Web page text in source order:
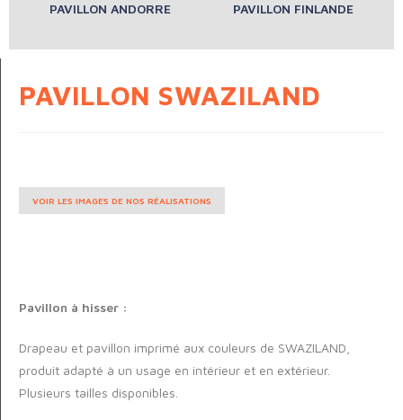
PAVILLON ANDORRE PAVILLON FINLANDE
PAVILLON SWAZILAND
VOIR LES IMAGES DE NOS RÉALISATIONS
Pavillon à hisser :
Drapeau et pavillon imprimé aux couleurs de SWAZILAND,
produit adapté à un usage en intérieur et en extérieur.
Plusieurs tailles disponibles.